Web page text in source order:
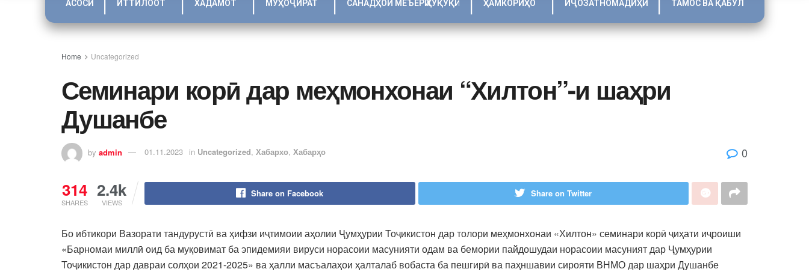
АСОСӢ ИТТИЛООТ ХАДАМОТ МУҲОҶИРАТ САНАДҲОИ МЕЪЁРӢ ҲУҚУҚӢ ҲАМКОРИҲО ИҶОЗАТНОМАДИҲӢ ТАМОС ВА ҚАБУЛ
Home Uncategorized
Семинари корӣ дар меҳмонхонаи “Хилтон”-и шаҳри
Душанбе
by admin 01.11.2023 in Uncategorized, Хабархо, Хабарҳо 0
314
SHARES
2.4k
VIEWS
Share on Facebook Share on Twitter
Бо ибтикори Вазорати тандурустӣ ва ҳифзи иҷтимоии аҳолии Ҷумҳурии Тоҷикистон дар толори меҳмонхонаи «Хилтон» семинари корӣ ҷиҳати иҷроиши
«Барномаи миллӣ оид ба муқовимат ба эпидемияи вируси норасоии масунияти одам ва бемории пайдошудаи норасоии масуният дар Ҷумҳурии
Тоҷикистон дар давраи солҳои 2021-2025» ва ҳалли масъалаҳои ҳалталаб вобаста ба пешгирӣ ва паҳншавии сирояти ВНМО дар шаҳри Душанбе